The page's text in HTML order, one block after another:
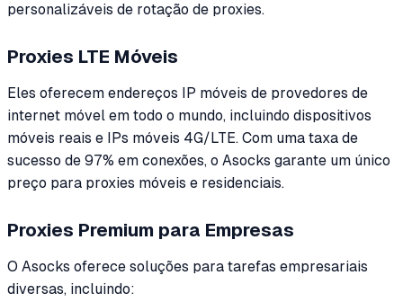
personalizáveis de rotação de proxies.
Proxies LTE Móveis
Eles oferecem endereços IP móveis de provedores de
internet móvel em todo o mundo, incluindo dispositivos
móveis reais e IPs móveis 4G/LTE. Com uma taxa de
sucesso de 97% em conexões, o Asocks garante um único
preço para proxies móveis e residenciais.
Proxies Premium para Empresas
O Asocks oferece soluções para tarefas empresariais
diversas, incluindo: